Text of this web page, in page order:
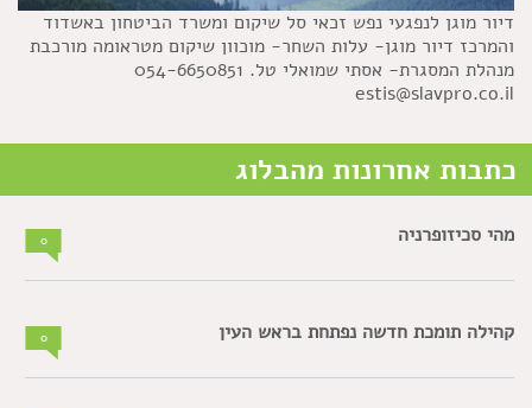
דיור מוגן לנפגעי נפש זכאי סל שיקום ומשרד הביטחון באשדוד
והמרכז דיור מוגן- עלות השחר- מוכוון שיקום מטראומה מורכבת
מנהלת המסגרת- אסתי שמואלי טל. 054-6650851
estis@slavpro.co.il
כתבות אחרונות מהבלוג
מהי סכיזופרניה
קהילה תומכת חדשה נפתחת בראש העין